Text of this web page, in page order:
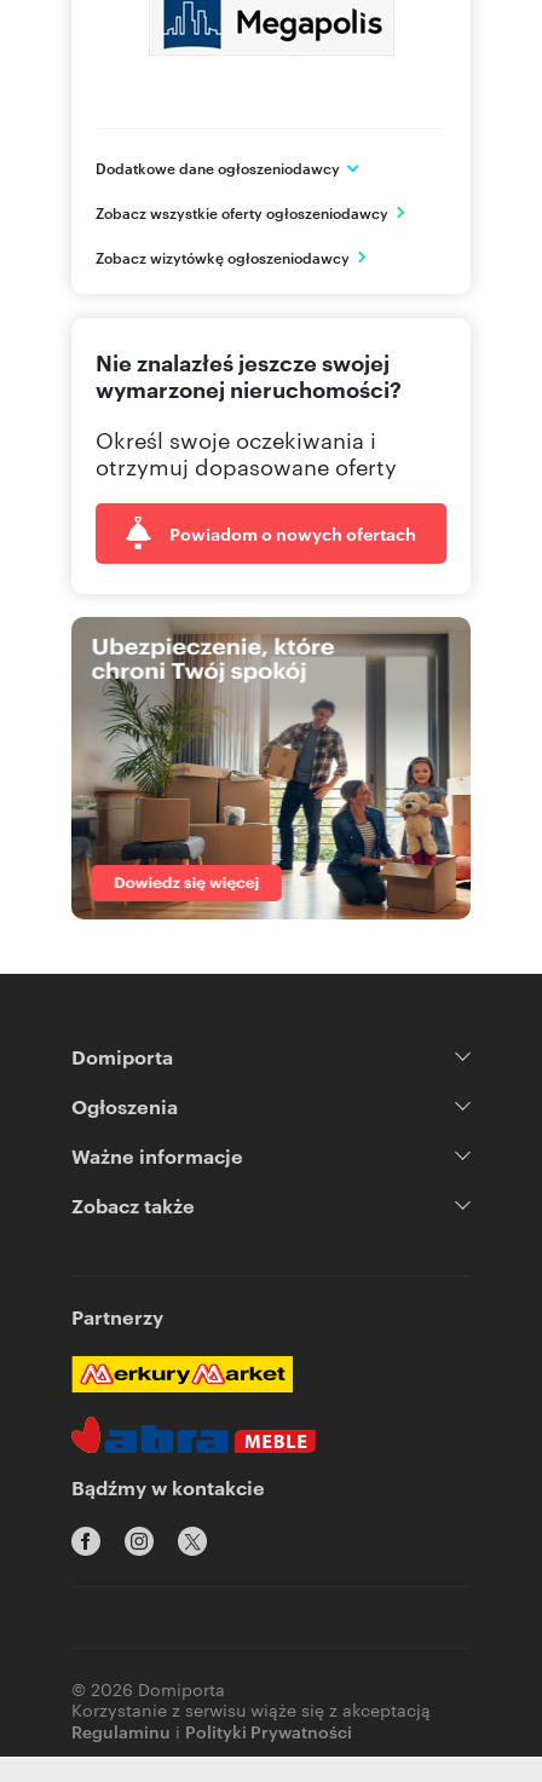
Dodatkowe dane ogłoszeniodawcy
ul. Rzemieślnicza 26
małopolskie
Zobacz wszystkie oferty ogłoszeniodawcy
Zobacz wizytówkę ogłoszeniodawcy
Nie znalazłeś jeszcze swojej
wymarzonej nieruchomości?
Określ swoje oczekiwania i
otrzymuj dopasowane oferty
Powiadom o nowych ofertach
Domiporta
Ogłoszenia
Ważne informacje
Zobacz także
Partnerzy
Bądźmy w kontakcie
© 2026 Domiporta
Korzystanie z serwisu wiąże się z akceptacją
Regulaminu i Polityki Prywatności